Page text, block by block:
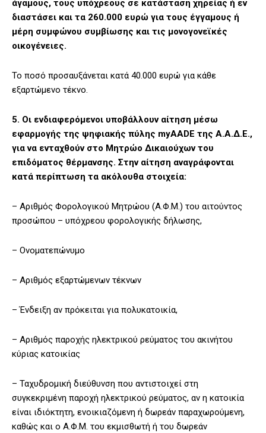
άγαμους, τους υπόχρεους σε κατάσταση χηρείας ή εν
διαστάσει και τα 260.000 ευρώ για τους έγγαμους ή
μέρη συμφώνου συμβίωσης και τις μονογονεϊκές
οικογένειες.
To ποσό προσαυξάνεται κατά 40.000 ευρώ για κάθε
εξαρτώμενο τέκνο.
5. Οι ενδιαφερόμενοι υποβάλλουν αίτηση μέσω
εφαρμογής της ψηφιακής πύλης myAADE της Α.Α.Δ.Ε.,
για να ενταχθούν στο Μητρώο Δικαιούχων του
επιδόματος θέρμανσης. Στην αίτηση αναγράφονται
κατά περίπτωση τα ακόλουθα στοιχεία:
– Αριθμός Φορολογικού Μητρώου (Α.Φ.Μ.) του αιτούντος
προσώπου – υπόχρεου φορολογικής δήλωσης,
– Ονοματεπώνυμο
– Αριθμός εξαρτώμενων τέκνων
– Ένδειξη αν πρόκειται για πολυκατοικία,
– Αριθμός παροχής ηλεκτρικού ρεύματος του ακινήτου
κύριας κατοικίας
– Ταχυδρομική διεύθυνση που αντιστοιχεί στη
συγκεκριμένη παροχή ηλεκτρικού ρεύματος, αν η κατοικία
είναι ιδιόκτητη, ενοικιαζόμενη ή δωρεάν παραχωρούμενη,
καθώς και ο Α.Φ.Μ. του εκμισθωτή ή του δωρεάν